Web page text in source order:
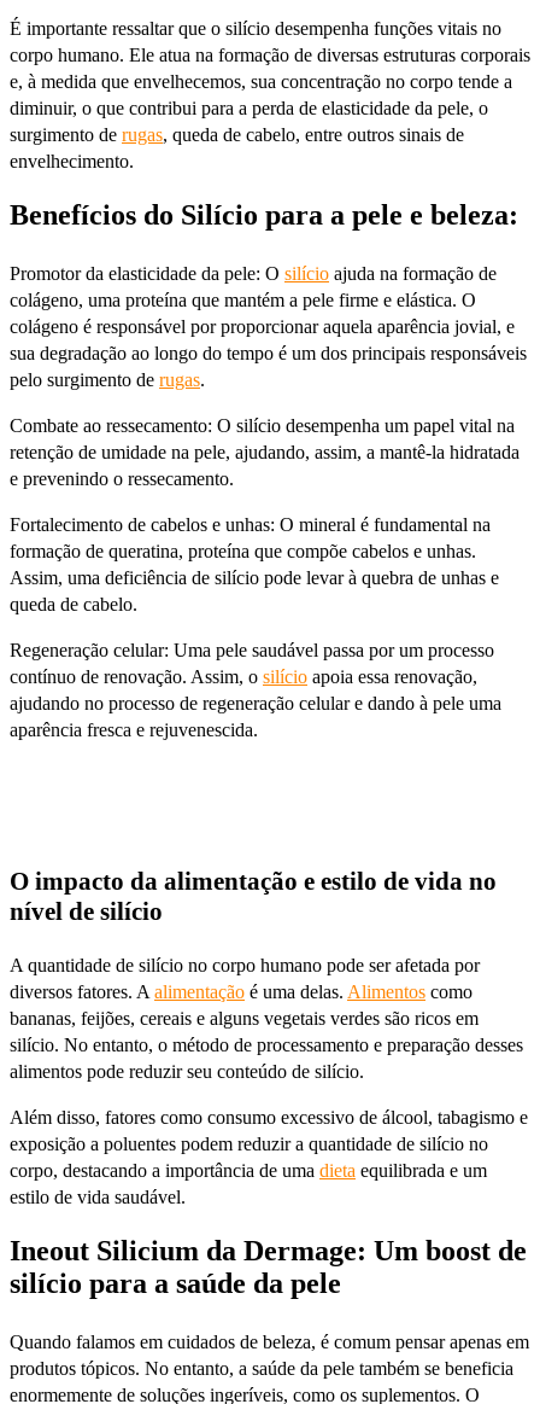
É importante ressaltar que o silício desempenha funções vitais no
corpo humano. Ele atua na formação de diversas estruturas corporais
e, à medida que envelhecemos, sua concentração no corpo tende a
diminuir, o que contribui para a perda de elasticidade da pele, o
surgimento de rugas, queda de cabelo, entre outros sinais de
envelhecimento.
Benefícios do Silício para a pele e beleza:
Promotor da elasticidade da pele: O silício ajuda na formação de
colágeno, uma proteína que mantém a pele firme e elástica. O
colágeno é responsável por proporcionar aquela aparência jovial, e
sua degradação ao longo do tempo é um dos principais responsáveis
pelo surgimento de rugas.
Combate ao ressecamento: O silício desempenha um papel vital na
retenção de umidade na pele, ajudando, assim, a mantê-la hidratada
e prevenindo o ressecamento.
Fortalecimento de cabelos e unhas: O mineral é fundamental na
formação de queratina, proteína que compõe cabelos e unhas.
Assim, uma deficiência de silício pode levar à quebra de unhas e
queda de cabelo.
Regeneração celular: Uma pele saudável passa por um processo
contínuo de renovação. Assim, o silício apoia essa renovação,
ajudando no processo de regeneração celular e dando à pele uma
aparência fresca e rejuvenescida.
O impacto da alimentação e estilo de vida no
nível de silício
A quantidade de silício no corpo humano pode ser afetada por
diversos fatores. A alimentação é uma delas. Alimentos como
bananas, feijões, cereais e alguns vegetais verdes são ricos em
silício. No entanto, o método de processamento e preparação desses
alimentos pode reduzir seu conteúdo de silício.
Além disso, fatores como consumo excessivo de álcool, tabagismo e
exposição a poluentes podem reduzir a quantidade de silício no
corpo, destacando a importância de uma dieta equilibrada e um
estilo de vida saudável.
Ineout Silicium da Dermage: Um boost de
silício para a saúde da pele
Quando falamos em cuidados de beleza, é comum pensar apenas em
produtos tópicos. No entanto, a saúde da pele também se beneficia
enormemente de soluções ingeríveis, como os suplementos. O